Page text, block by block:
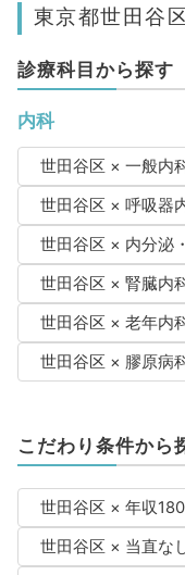
東京都世田谷
診療科目から探す
内科
世田谷区 × 一般内
世田谷区 × 呼吸器
世田谷区 × 内分泌
世田谷区 × 腎臓内
世田谷区 × 老年内
世田谷区 × 膠原病
こだわり条件から
世田谷区 × 年収
世田谷区 × 当直な